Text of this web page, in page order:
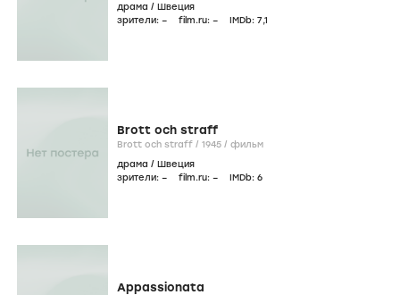
драма / Швеция
зрители: – film.ru: – IMDb: 7,1
Brott och straff
Brott och straff / 1945 / фильм
драма / Швеция
зрители: – film.ru: – IMDb: 6
Appassionata